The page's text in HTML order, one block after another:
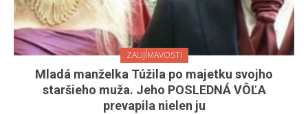
ZAUJÍMAVOSTI
Mladá manželka Túžila po majetku svojho
staršieho muža. Jeho POSLEDNÁ VÔĽA
prevapila nielen ju